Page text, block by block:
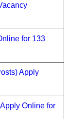
for 133
Apply
Online for